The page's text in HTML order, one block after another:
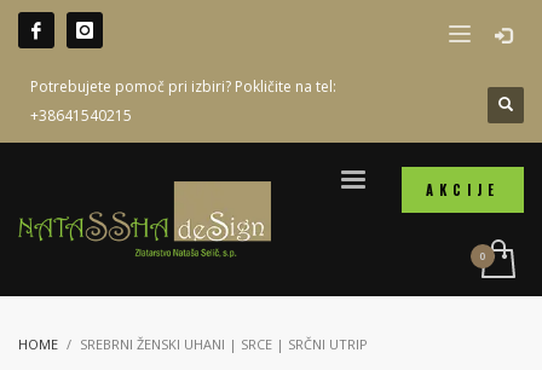
Potrebujete pomoč pri izbiri? Pokličite na tel:
+38641540215
AKCIJE
HOME SREBRNI ŽENSKI UHANI | SRCE | SRČNI UTRIP